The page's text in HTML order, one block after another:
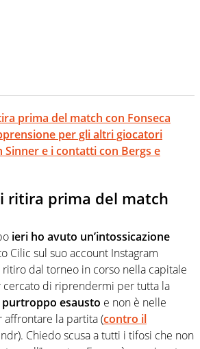
prima del match con Fonseca
per gli altri giocatori
Sinner e i contatti con Bergs e
ritira prima del match
ieri ho avuto un’intossicazione
Cilic sul suo account Instagram
ritiro dal torneo in corso nella capitale
cercato di riprendermi per tutta la
esausto e non è nelle
la partita (contro il
Chiedo scusa a tutti i tifosi che non